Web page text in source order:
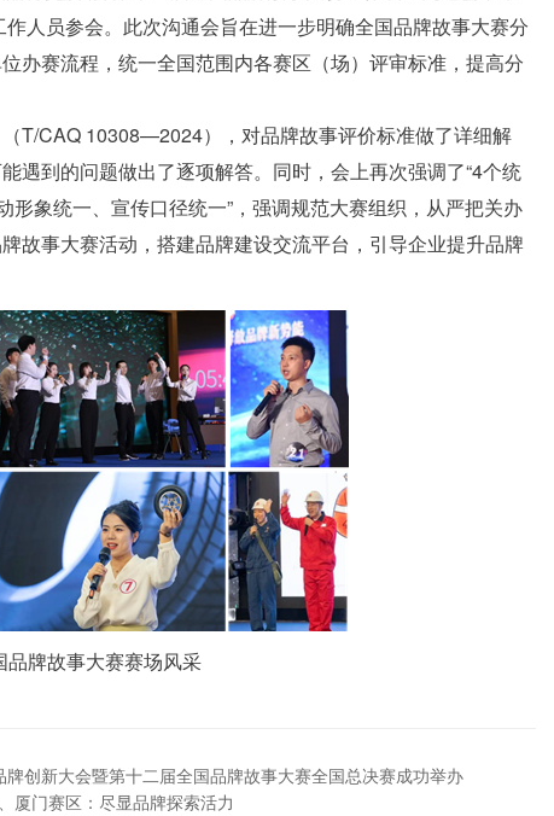
人员参会。此次沟通会旨在进一步明确全国品牌故事大赛分
办赛流程，统一全国范围内各赛区（场）评审标准，提高分
T/CAQ 10308—2024），对品牌故事评价标准做了详细解
遇到的问题做出了逐项解答。同时，会上再次强调了“4个统
形象统一、宣传口径统一”，强调规范大赛组织，从严把关办
故事大赛活动，搭建品牌建设交流平台，引导企业提升品牌
品牌故事大赛赛场风采
创新大会暨第十二届全国品牌故事大赛全国总决赛成功举办
厦门赛区：尽显品牌探索活力